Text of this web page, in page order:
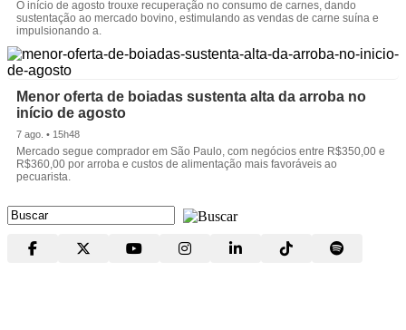
O início de agosto trouxe recuperação no consumo de carnes, dando
sustentação ao mercado bovino, estimulando as vendas de carne suína e
impulsionando a.
Menor oferta de boiadas sustenta alta da arroba no
início de agosto
7 ago. • 15h48
Mercado segue comprador em São Paulo, com negócios entre R$350,00 e
R$360,00 por arroba e custos de alimentação mais favoráveis ao
pecuarista.